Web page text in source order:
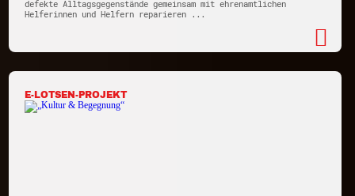
defekte Alltagsgegenstände gemeinsam mit ehrenamtlichen
Helferinnen und Helfern reparieren ...
E-LOTSEN-PROJEKT